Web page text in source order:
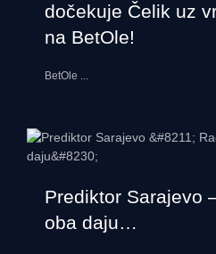
dočekuje Čelik uz
na BetOle!
BetOle ...
Prediktor Sarajevo
oba daju…